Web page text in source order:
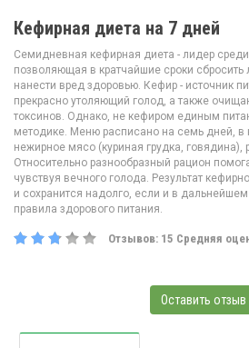
Кефирная диета на 7 дней
Семидневная кефирная диета - лидер
позволяющая в кратчайшие сроки
нанести вред здоровью. Кефир - источник
прекрасно утоляющий голод, а также
токсинов. Однако, не кефиром единым
методике. Меню расписано на семь дней, в
нежирное мясо (куриная грудка, говядина),
Относительно разнообразный рацион
чувствуя вечного голода. Результат
и сохранится надолго, если и в
правила здорового питания.
Отзывов: 15 Средняя
Оставить отзыв